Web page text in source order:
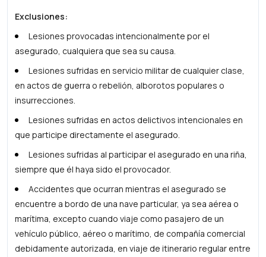
Exclusiones:
Lesiones provocadas intencionalmente por el
asegurado, cualquiera que sea su causa.
Lesiones sufridas en servicio militar de cualquier clase,
en actos de guerra o rebelión, alborotos populares o
insurrecciones.
Lesiones sufridas en actos delictivos intencionales en
que participe directamente el asegurado.
Lesiones sufridas al participar el asegurado en una riña,
siempre que él haya sido el provocador.
Accidentes que ocurran mientras el asegurado se
encuentre a bordo de una nave particular, ya sea aérea o
marítima, excepto cuando viaje como pasajero de un
vehículo público, aéreo o marítimo, de compañía comercial
debidamente autorizada, en viaje de itinerario regular entre